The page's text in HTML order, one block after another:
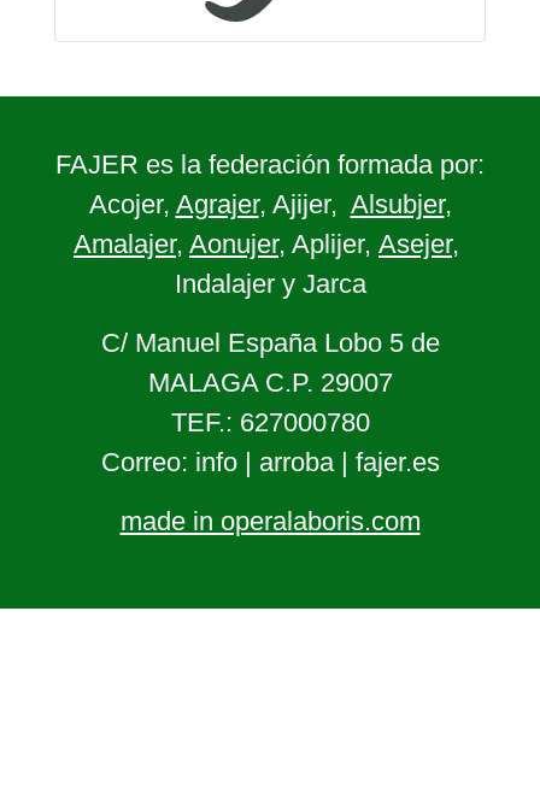
FAJER es la federación formada por:
Acojer, Agrajer, Ajijer, Alsubjer,
Amalajer, Aonujer, Aplijer, Asejer,
Indalajer y Jarca
C/ Manuel España Lobo 5 de
MALAGA C.P. 29007
TEF.: 627000780
Correo: info | arroba | fajer.es
made in operalaboris.com